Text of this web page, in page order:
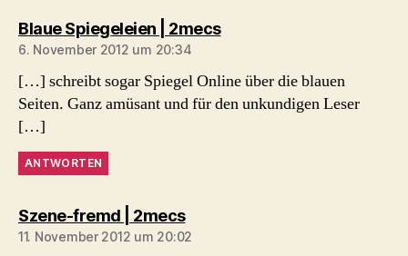
Blaue Spiegeleien | 2mecssagt:
6. November 2012 um 20:34
[…] schreibt sogar Spiegel Online über die blauen
Seiten. Ganz amüsant und für den unkundigen Leser
[…]
ANTWORTEN
Szene-fremd | 2mecssagt:
11. November 2012 um 20:02